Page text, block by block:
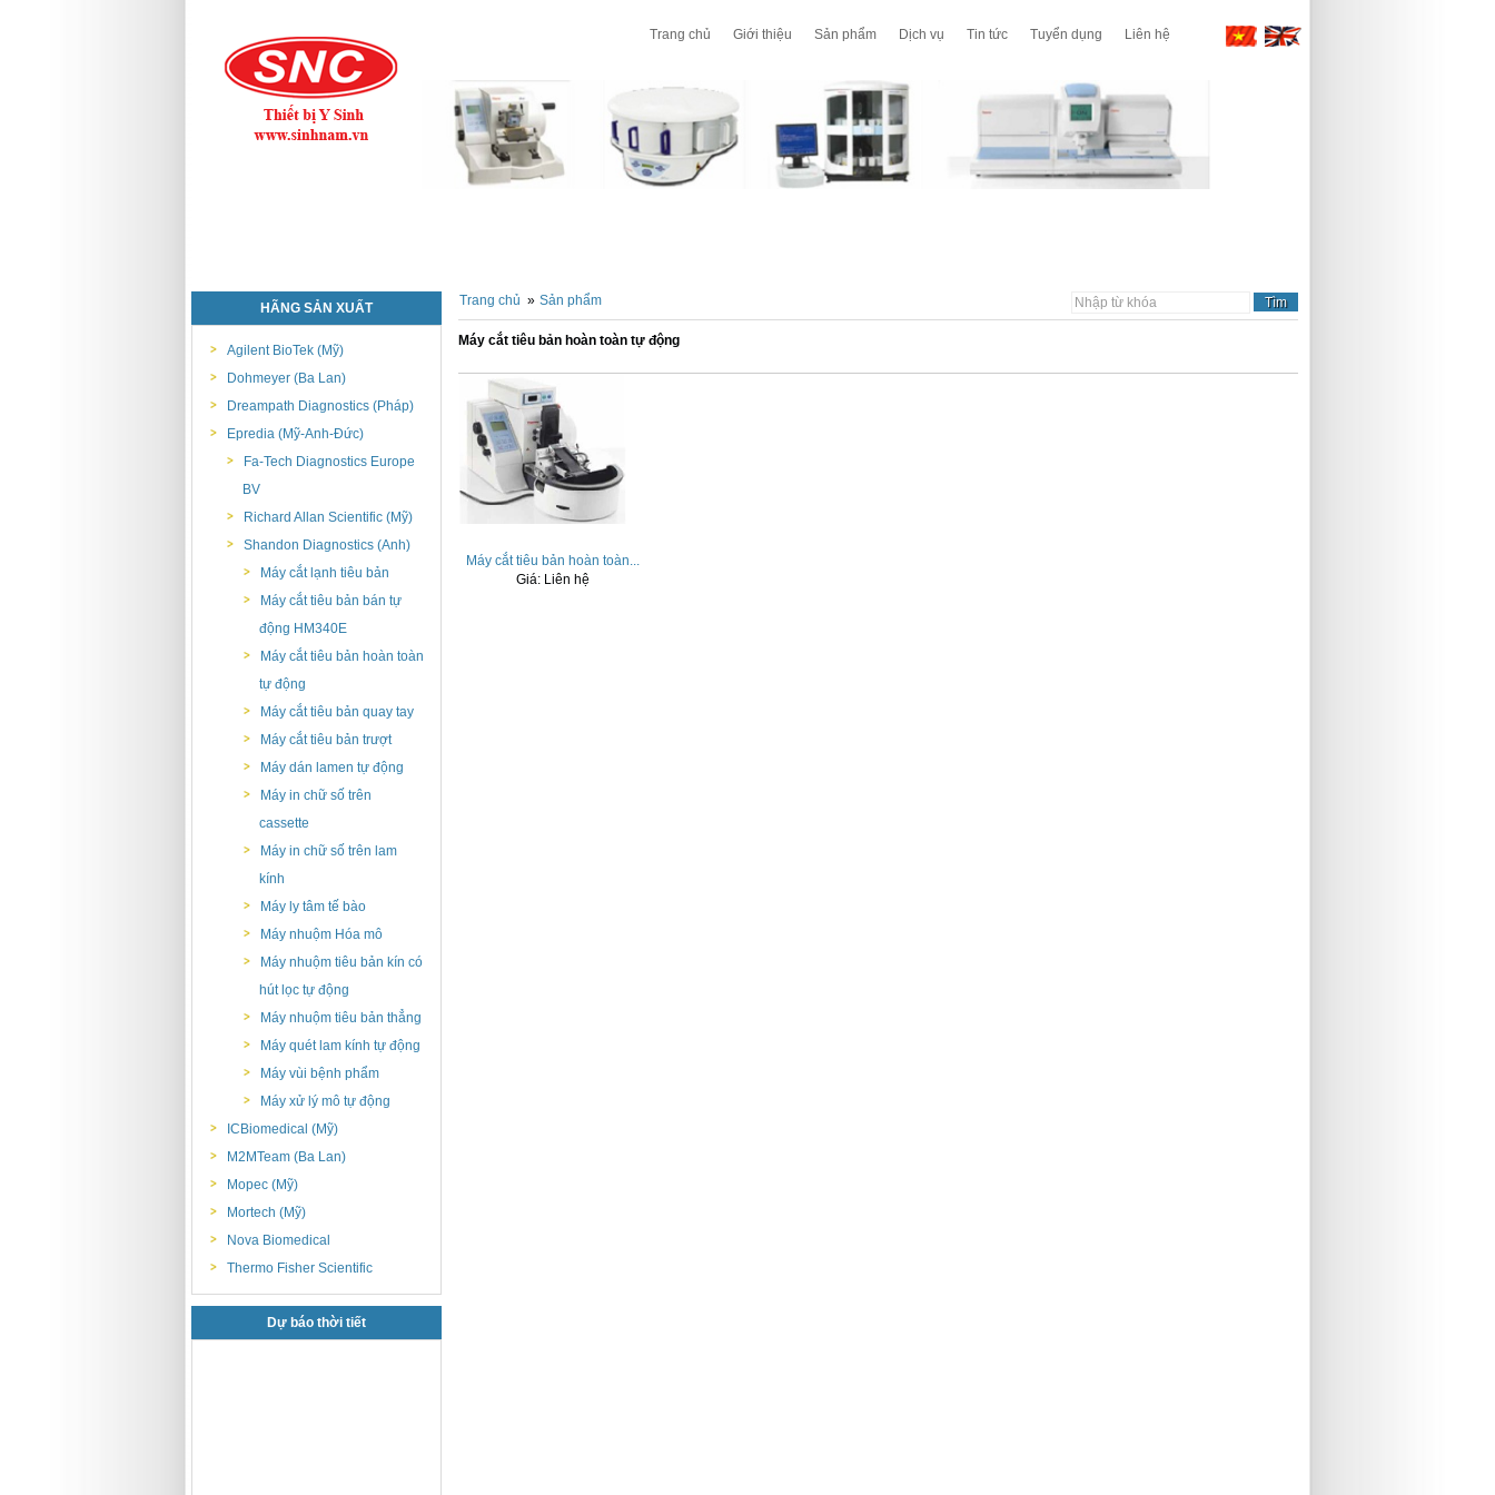
Trang chủ Giới thiệu Sản phẩm Dịch vụ Tin tức Tuyển dụng Liên hệ
HÃNG SẢN XUẤT
Agilent BioTek (Mỹ)
Dohmeyer (Ba Lan)
Dreampath Diagnostics (Pháp)
Epredia (Mỹ-Anh-Đức)
Fa-Tech Diagnostics Europe
BV
Richard Allan Scientific (Mỹ)
Shandon Diagnostics (Anh)
Máy cắt lạnh tiêu bản
Máy cắt tiêu bản bán tự
động HM340E
Máy cắt tiêu bản hoàn toàn
tự động
Máy cắt tiêu bản quay tay
Máy cắt tiêu bản trượt
Máy dán lamen tự động
Máy in chữ số trên
cassette
Máy in chữ số trên lam
kính
Máy ly tâm tế bào
Máy nhuộm Hóa mô
Máy nhuộm tiêu bản kín có
hút lọc tự động
Máy nhuộm tiêu bản thẳng
Máy quét lam kính tự động
Máy vùi bệnh phẩm
Máy xử lý mô tự động
ICBiomedical (Mỹ)
M2MTeam (Ba Lan)
Mopec (Mỹ)
Mortech (Mỹ)
Nova Biomedical
Thermo Fisher Scientific
Dự báo thời tiết
Trang chủ » Sản phẩm
Máy cắt tiêu bản hoàn toàn tự động
Máy cắt tiêu bản hoàn toàn...
Giá: Liên hệ